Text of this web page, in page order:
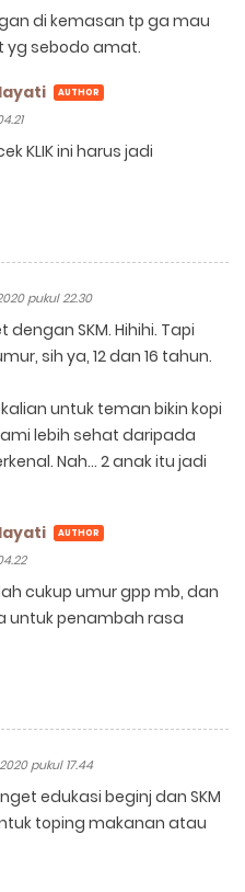
di kemasan tp ga mau
yg sebodo amat.
KLIK ini harus jadi
pukul 22.30
SKM. Hihihi. Tapi
sih ya, 12 dan 16 tahun.
untuk teman bikin kopi
lebih sehat daripada
Nah... 2 anak itu jadi
cukup umur gpp mb, dan
untuk penambah rasa
pukul 17.44
edukasi beginj dan SKM
toping makanan atau